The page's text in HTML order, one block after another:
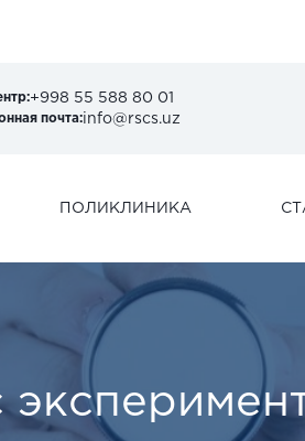
+998 55 588 80 01
почта:info@rscs.uz
ПОЛИКЛИНИКА